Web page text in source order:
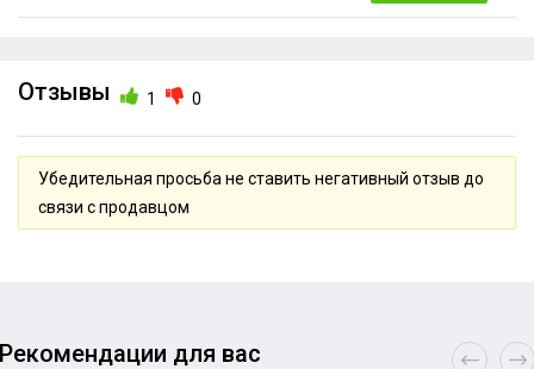
Отзывы 1 0
Убедительная просьба не ставить негативный отзыв до
связи с продавцом
Рекомендации для вас